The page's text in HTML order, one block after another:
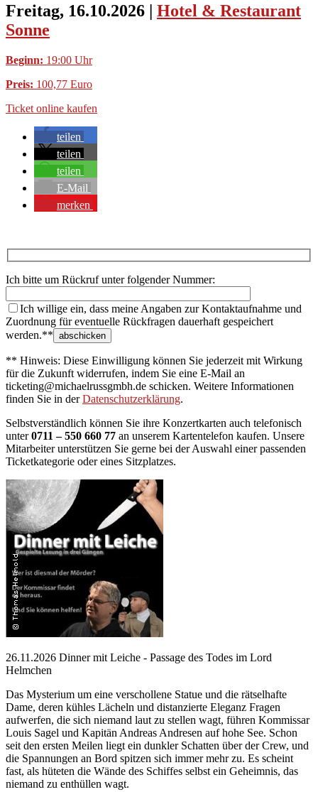
Freitag, 16.10.2026 | Hotel & Restaurant
Sonne
Beginn: 19:00 Uhr
Preis: 100,77 Euro
Ticket online kaufen
teilen
teilen
teilen
E-Mail
merken
Ich bitte um Rückruf unter folgender Nummer:
Ich willige ein, dass meine Angaben zur Kontaktaufnahme und
Zuordnung für eventuelle Rückfragen dauerhaft gespeichert
werden.**
** Hinweis: Diese Einwilligung können Sie jederzeit mit Wirkung
für die Zukunft widerrufen, indem Sie eine E-Mail an
ticketing@michaelrussgmbh.de schicken. Weitere Informationen
finden Sie in derDatenschutzerklärung.
Selbstverständlich können Sie ihre Konzertkarten auch telefonisch
unter0711 – 550 660 77 an unserem Kartentelefon kaufen. Unsere
Mitarbeiter unterstützen Sie gerne bei der Auswahl einer passenden
Ticketkategorie oder eines Sitzplatzes.
26.11.2026 Dinner mit Leiche - Passage des Todes im Lord
Helmchen
Das Mysterium um eine verschollene Statue und die rätselhafte
Dame, deren kühles Lächeln und distanzierte Eleganz Fragen
aufwerfen, die sich niemand laut zu stellen wagt, führen Kommissar
Louis Sagel und Kapitän Andreas Andresen auf hohe See. Schon
seit den ersten Meilen liegt ein dunkler Schatten über der Crew, und
die Spannungen an Bord spitzen sich immer mehr zu. Es scheint
fast, als hüteten die Wände des Schiffes selbst ein Geheimnis, das
niemand zu enthüllen wagt.